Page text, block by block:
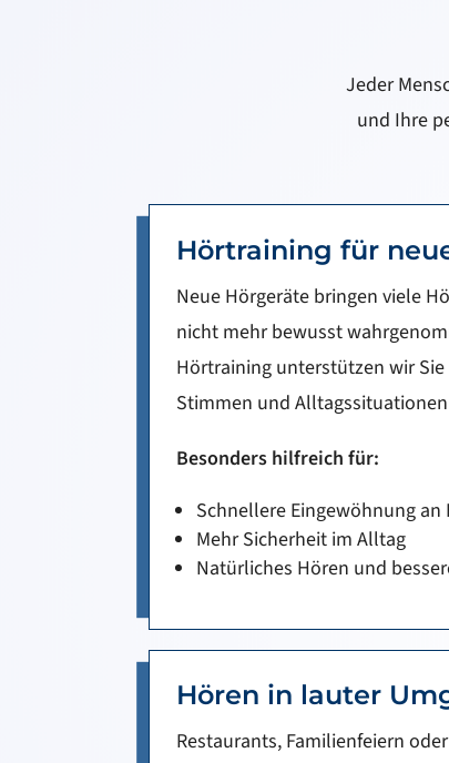
Jeder
und Ihre
Hörtraining für
Neue Hörgeräte bringen viele
nicht mehr bewusst
Hörtraining unterstützen wir
Stimmen und
Besonders hilfreich für:
Schnellere Eingewöhnung an
Mehr Sicherheit im Alltag
Natürliches Hören und
Hören in lauter
Restaurants, Familienfeiern